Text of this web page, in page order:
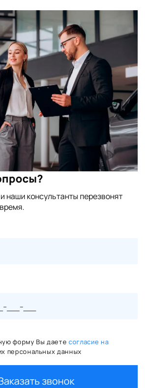
наши консультанты перезвонят
форму Вы даете согласие на
персональных данных
звонок